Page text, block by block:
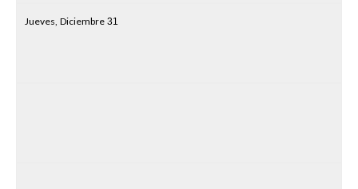
Jueves, Diciembre 31